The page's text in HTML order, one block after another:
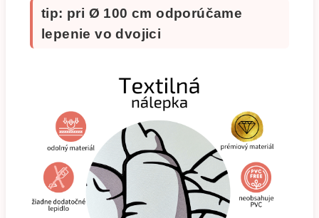
tip: pri Ø 100 cm odporúčame
lepenie vo dvojici